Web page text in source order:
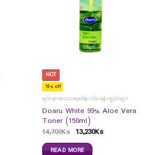
HOT
10% off
မျက်နှာအသားရေထိန်းသိမ်းရန်ပစ္စည်းများ
Doaru White 99% Aloe Vera
Toner (150ml)
14,700Ks 13,230Ks
READ MORE